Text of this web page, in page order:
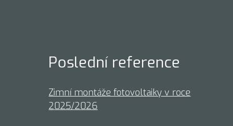
Poslední reference
Zimní montáže fotovoltaiky v roce
2025/2026